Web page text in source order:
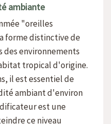
ambiante
"oreilles
forme distinctive de
des environnements
tropical d'origine.
il est essentiel de
ambiant d'environ
est une
ce niveau